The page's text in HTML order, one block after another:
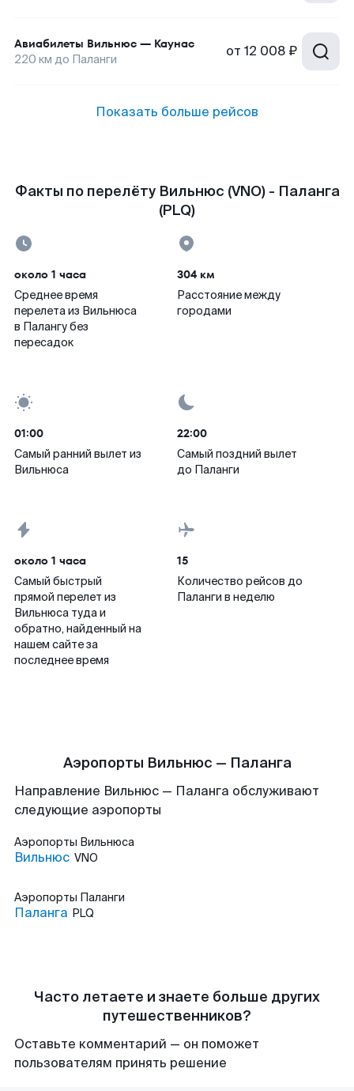
Авиабилеты Вильнюс — Каунас
220 км до Паланги от 12 008 ₽
Показать больше рейсов
Факты по перелёту Вильнюс (VNO) - Паланга
(PLQ)
около 1 часа
Среднее время
перелета из Вильнюса
в Палангу без
пересадок
304 км
Расстояние между
городами
01:00
Самый ранний вылет из
Вильнюса
22:00
Самый поздний вылет
до Паланги
около 1 часа
Самый быстрый
прямой перелет из
Вильнюса туда и
обратно, найденный на
нашем сайте за
последнее время
15
Количество рейсов до
Паланги в неделю
Аэропорты Вильнюс — Паланга
Направление Вильнюс — Паланга обслуживают
следующие аэропорты
Аэропорты Вильнюса
Вильнюс VNO
Аэропорты Паланги
Паланга PLQ
Часто летаете и знаете больше других
путешественников?
Оставьте комментарий — он поможет
пользователям принять решение